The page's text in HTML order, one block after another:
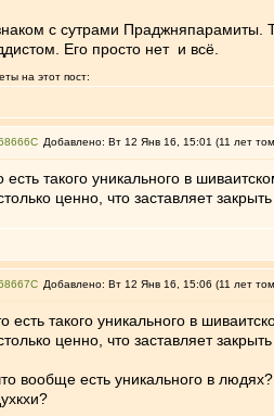
с сутрами Праджняпарамиты.
Его просто нет и всё.
на этот пост:
Добавлено: Вт 12 Янв 16, 15:01 (11 лет
есть такого уникального в
ценно, что заставляет
Добавлено: Вт 12 Янв 16, 15:06 (11 лет
есть такого уникального в
ценно, что заставляет
вообще есть уникального в